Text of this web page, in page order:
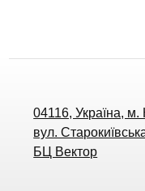
04116, Україна, м.
вул.
БЦ Вектор